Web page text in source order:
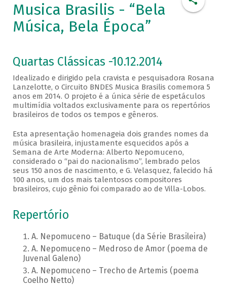
Musica Brasilis - “Bela
Música, Bela Época”
Quartas Clássicas -10.12.2014
Idealizado e dirigido pela cravista e pesquisadora Rosana
Lanzelotte, o Circuito BNDES Musica Brasilis comemora 5
anos em 2014. O projeto é a única série de espetáculos
multimídia voltados exclusivamente para os repertórios
brasileiros de todos os tempos e gêneros.
Esta apresentação homenageia dois grandes nomes da
música brasileira, injustamente esquecidos após a
Semana de Arte Moderna: Alberto Nepomuceno,
considerado o “pai do nacionalismo”, lembrado pelos
seus 150 anos de nascimento, e G. Velasquez, falecido há
100 anos, um dos mais talentosos compositores
brasileiros, cujo gênio foi comparado ao de Villa-Lobos.
Repertório
A. Nepomuceno – Batuque (da Série Brasileira)
A. Nepomuceno – Medroso de Amor (poema de
Juvenal Galeno)
A. Nepomuceno – Trecho de Artemis (poema
Coelho Netto)